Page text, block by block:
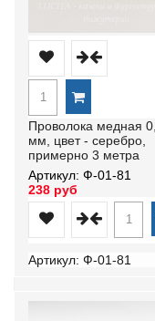
Проволока медная
мм, цвет - серебро,
примерно 3 метра
Артикул: Ф-01-81
238 руб
Артикул: Ф-01-81